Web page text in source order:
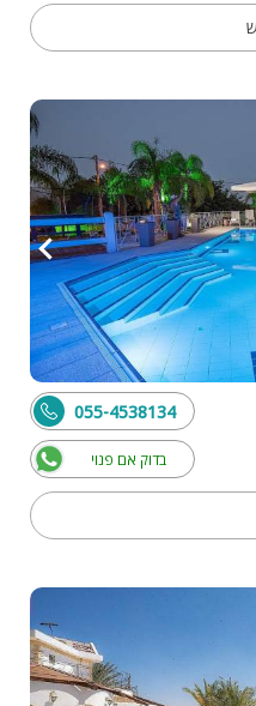
בדוק אם פנוי
055-4538134